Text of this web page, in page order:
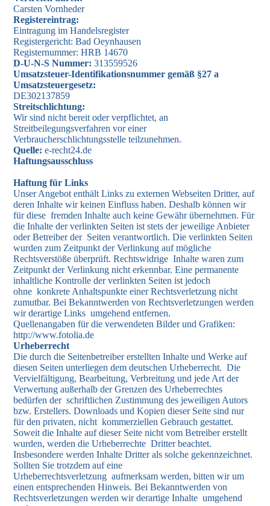
Carsten Vornheder
Registereintrag:
Eintragung im Handelsregister
Registergericht: Bad Oeynhausen
Registernummer: HRB 14670
D-U-N-S Nummer: 313559526
Umsatzsteuer-Identifikationsnummer gemäß §27 a
Umsatzsteuergesetz:
DE302137859
Streitschlichtung:
Wir sind nicht bereit oder verpflichtet, an
Streitbeilegungsverfahren vor einer
Verbraucherschlichtungsstelle teilzunehmen.
Quelle: e-recht24.de
Haftungsausschluss
Haftung für Links
Unser Angebot enthält Links zu externen Webseiten Dritter, auf
deren Inhalte wir keinen Einfluss haben. Deshalb können wir
für diese fremden Inhalte auch keine Gewähr übernehmen. Für
die Inhalte der verlinkten Seiten ist stets der jeweilige Anbieter
oder Betreiber der Seiten verantwortlich. Die verlinkten Seiten
wurden zum Zeitpunkt der Verlinkung auf mögliche
Rechtsverstöße überprüft. Rechtswidrige Inhalte waren zum
Zeitpunkt der Verlinkung nicht erkennbar. Eine permanente
inhaltliche Kontrolle der verlinkten Seiten ist jedoch
ohne konkrete Anhaltspunkte einer Rechtsverletzung nicht
zumutbar. Bei Bekanntwerden von Rechtsverletzungen werden
wir derartige Links umgehend entfernen.
Quellenangaben für die verwendeten Bilder und Grafiken:
http://www.fotolia.de
Urheberrecht
Die durch die Seitenbetreiber erstellten Inhalte und Werke auf
diesen Seiten unterliegen dem deutschen Urheberrecht. Die
Vervielfältigung, Bearbeitung, Verbreitung und jede Art der
Verwertung außerhalb der Grenzen des Urheberrechtes
bedürfen der schriftlichen Zustimmung des jeweiligen Autors
bzw. Erstellers. Downloads und Kopien dieser Seite sind nur
für den privaten, nicht kommerziellen Gebrauch gestattet.
Soweit die Inhalte auf dieser Seite nicht vom Betreiber erstellt
wurden, werden die Urheberrechte Dritter beachtet.
Insbesondere werden Inhalte Dritter als solche gekennzeichnet.
Sollten Sie trotzdem auf eine
Urheberrechtsverletzung aufmerksam werden, bitten wir um
einen entsprechenden Hinweis. Bei Bekanntwerden von
Rechtsverletzungen werden wir derartige Inhalte umgehend